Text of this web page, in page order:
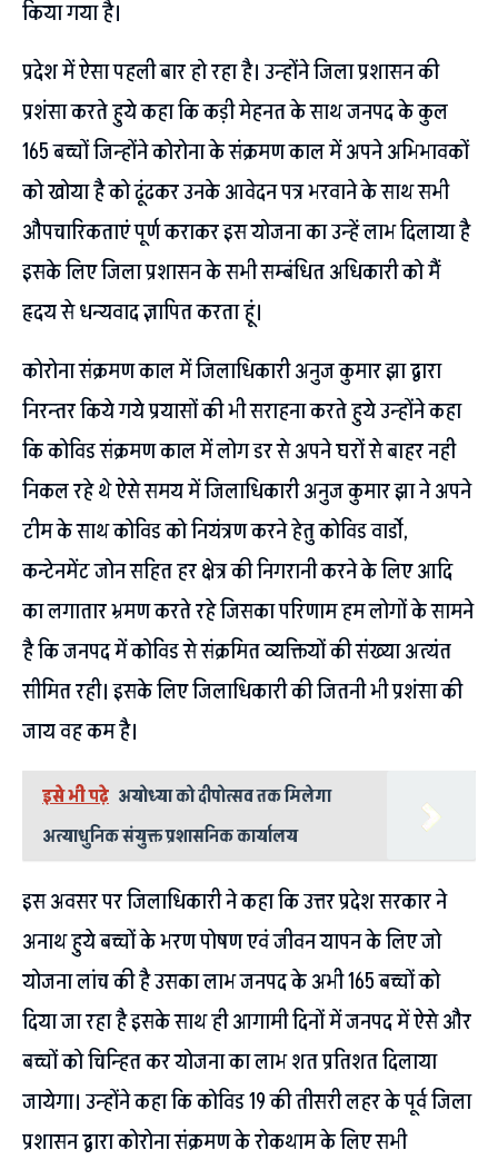
किया गया है।
प्रदेश में ऐसा पहली बार हो रहा है। उन्होंने जिला प्रशासन की
प्रशंसा करते हुये कहा कि कड़ी मेहनत के साथ जनपद के कुल
165 बच्चों जिन्होंने कोरोना के संक्रमण काल में अपने अभिभावकों
को खोया है को ढूंढकर उनके आवेदन पत्र भरवाने के साथ सभी
औपचारिकताएं पूर्ण कराकर इस योजना का उन्हें लाभ दिलाया है
इसके लिए जिला प्रशासन के सभी सम्बंधित अधिकारी को मैं
हृदय से धन्यवाद ज्ञापित करता हूं।
कोरोना संक्रमण काल में जिलाधिकारी अनुज कुमार झा द्वारा
निरन्तर किये गये प्रयासों की भी सराहना करते हुये उन्होंने कहा
कि कोविड संक्रमण काल में लोग डर से अपने घरों से बाहर नही
निकल रहे थे ऐसे समय में जिलाधिकारी अनुज कुमार झा ने अपने
टीम के साथ कोविड को नियंत्रण करने हेतु कोविड वार्डो,
कन्टेनमेंट जोन सहित हर क्षेत्र की निगरानी करने के लिए आदि
का लगातार भ्रमण करते रहे जिसका परिणाम हम लोगों के सामने
है कि जनपद में कोविड से संक्रमित व्यक्तियों की संख्या अत्यंत
सीमित रही। इसके लिए जिलाधिकारी की जितनी भी प्रशंसा की
जाय वह कम है।
इसे भी पढ़े अयोध्या को दीपोत्सव तक मिलेगा
अत्याधुनिक संयुक्त प्रशासनिक कार्यालय
इस अवसर पर जिलाधिकारी ने कहा कि उत्तर प्रदेश सरकार ने
अनाथ हुये बच्चों के भरण पोषण एवं जीवन यापन के लिए जो
योजना लांच की है उसका लाभ जनपद के अभी 165 बच्चों को
दिया जा रहा है इसके साथ ही आगामी दिनों में जनपद में ऐसे और
बच्चों को चिन्हित कर योजना का लाभ शत प्रतिशत दिलाया
जायेगा। उन्होंने कहा कि कोविड 19 की तीसरी लहर के पूर्व जिला
प्रशासन द्वारा कोरोना संक्रमण के रोकथाम के लिए सभी